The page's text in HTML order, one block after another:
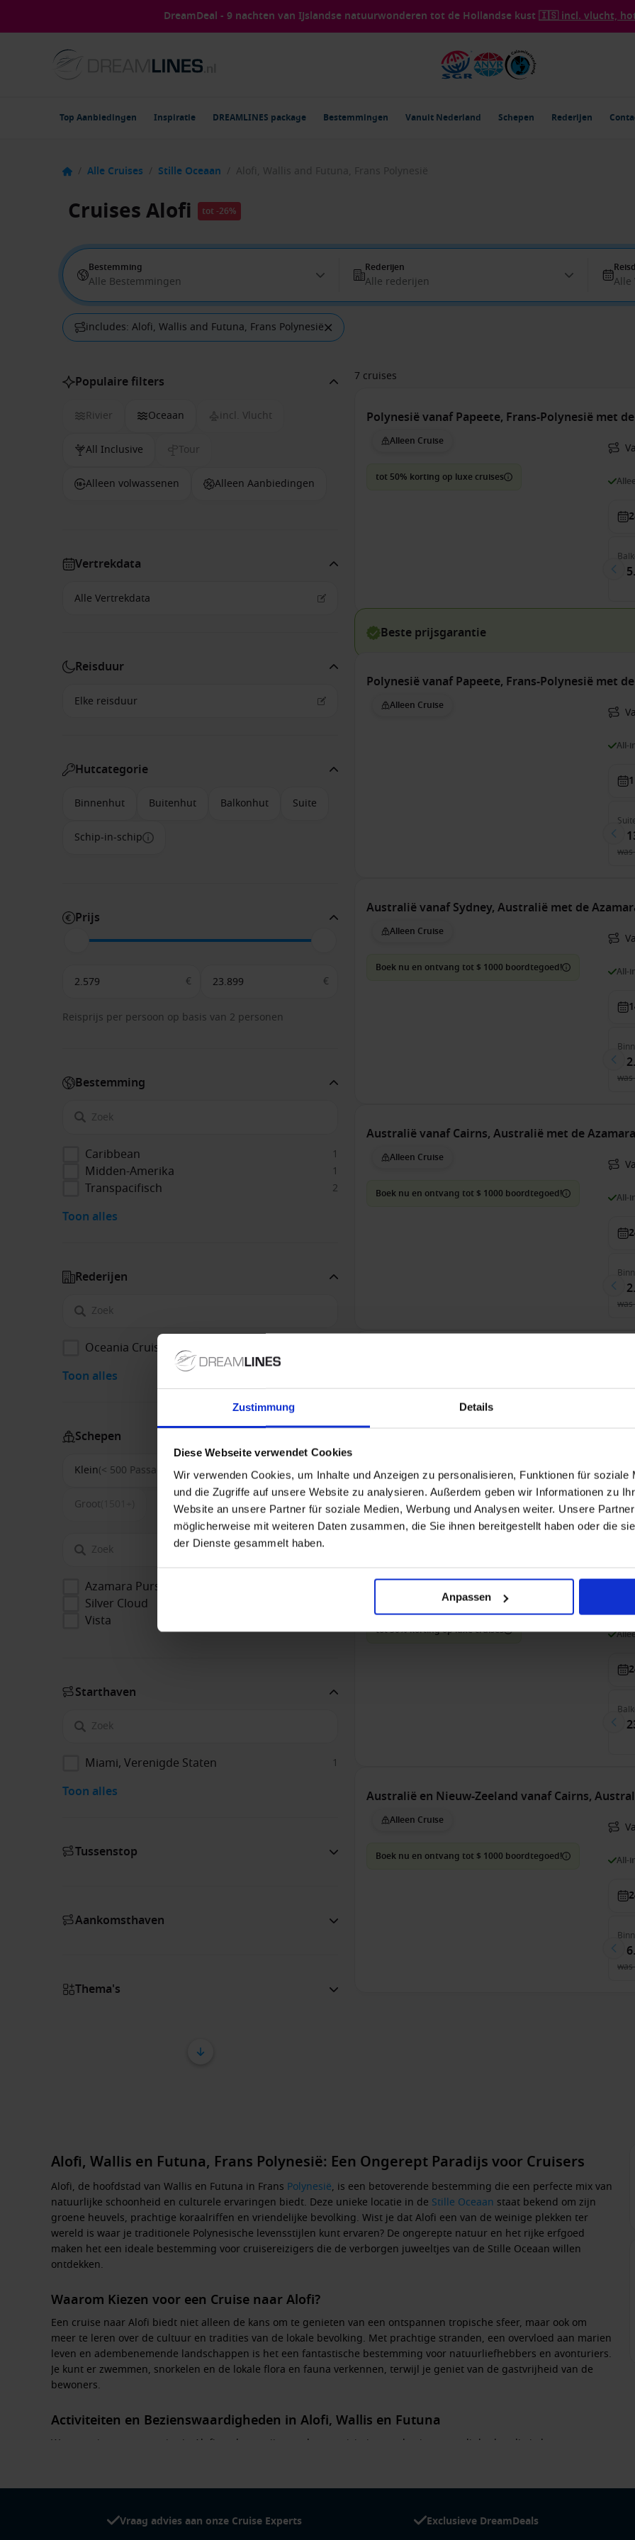
Zustimmung Details
Diese Webseite verwendet Cookies
Wir verwenden Cookies, um Inhalte und Anzeigen zu personalisieren, Funktionen für soziale
und die Zugriffe auf unsere Website zu analysieren. Außerdem geben wir Informationen zu
Website an unsere Partner für soziale Medien, Werbung und Analysen weiter. Unsere
möglicherweise mit weiteren Daten zusammen, die Sie ihnen bereitgestellt haben oder die
der Dienste gesammelt haben.
Anpassen
DreamDeal - 9 nachten van IJslandse natuurwonderen tot de Hollandse kust 🇮🇸 incl. vlucht,
Top Aanbiedingen Inspiratie DREAMLINES package Bestemmingen Vanuit Nederland Schepen Rederijen
/ Alle Cruises / Stille Oceaan / Alofi, Wallis and Futuna, Frans Polynesië
Cruises Alofi tot -26%
Bestemming
Alle Bestemmingen
Rederijen
Alle rederijen Alle
includes: Alofi, Wallis and Futuna, Frans Polynesië
Populaire filters
Rivier Oceaan incl. Vlucht
All Inclusive Tour
Alleen volwassenen Alleen Aanbiedingen
Vertrekdata
Reisduur
Hutcategorie
Binnenhut Buitenhut Balkonhut Suite
Schip-in-schip
Prijs
€ €
Reisprijs per persoon op basis van 2 personen
Bestemming
Caribbean 1
Midden-Amerika 1
Transpacifisch 2
Toon alles
Rederijen
Oceania Cruises
Toon alles
Schepen
Klein(< 500 Passagiers) Middel(500-1500)
Groot
Azamara Pursuit
Silver Cloud
Vista
Start­haven
Miami, Verenigde Staten 1
Toon alles
Tussenstop
Aankomsthaven
Thema's
7 cruises
Polynesië vanaf Papeete, Frans-Polynesië met
Alleen Cruise
tot 50% korting op luxe cruises
€
Beste prijsgarantie
Polynesië vanaf Papeete, Frans-Polynesië met
Alleen Cruise
All-
€
was
Australië vanaf Sydney, Australië met de
Alleen Cruise
Boek nu en ontvang tot $ 1000 boordtegoed! All-
€
was
Australië vanaf Cairns, Australië met de
Alleen Cruise
Boek nu en ontvang tot $ 1000 boordtegoed! All-
€
was
Transpacifisch vanaf Los Angeles, Verenigde
€
Transpacifisch vanaf Miami, Verenigde Staten
Alleen Cruise
tot 50% korting op luxe cruises
€
Australië en Nieuw-Zeeland vanaf Cairns,
Alleen Cruise
Boek nu en ontvang tot $ 1000 boordtegoed! All-
€
was
Alofi, Wallis en Futuna, Frans Polynesië: Een Ongerept Paradijs voor Cruisers
Alofi, de hoofdstad van Wallis en Futuna in Frans Polynesië, is een betoverende bestemming die een perfecte mix van
natuurlijke schoonheid en culturele ervaringen biedt. Deze unieke locatie in de Stille Oceaan staat bekend om zijn
groene heuvels, prachtige koraalriffen en vriendelijke bevolking. Wist je dat Alofi een van de weinige plekken ter
wereld is waar je traditionele Polynesische levensstijlen kunt ervaren? De ongerepte natuur en het rijke erfgoed
maken het een ideale bestemming voor cruisereizigers die de verborgen juweeltjes van de Stille Oceaan willen
ontdekken.
Waarom Kiezen voor een Cruise naar Alofi?
Een cruise naar Alofi biedt niet alleen de kans om te genieten van een ontspannen tropische sfeer, maar ook om
meer te leren over de cultuur en tradities van de lokale bevolking. Met prachtige stranden, een overvloed aan marien
leven en adembenemende landschappen is het een fantastische bestemming voor natuurliefhebbers en avonturiers.
Je kunt er zwemmen, snorkelen en de lokale flora en fauna verkennen, terwijl je geniet van de gastvrijheid van de
bewoners.
Activiteiten en Bezienswaardigheden in Alofi, Wallis en Futuna
Wanneer je met een cruise in Alofi aankomt, zijn er tal van activiteiten en bezienswaardigheden die je kunt
Snorkelen en duiken:Verken de prachtige koraalriffen rond Alofi. Deze riffen zijn rijk aan zeeleven, waaronder
Bezoek culturele sites:Ontdek de rijke geschiedenis van de eilanden door de lokale dorpen en culturele centra te
Vraag advies aan onze Cruise Experts Exclusieve DreamDeals